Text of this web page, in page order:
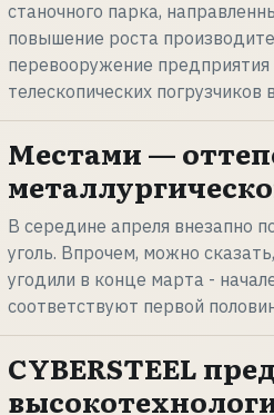
станочного парка,
повышение роста
перевооружение
телескопических погрузчиков
Местами —
В середине апреля внезапно
уголь. Впрочем, можно
угодили в конце марта -
соответствуют первой
CYBERSTEEL